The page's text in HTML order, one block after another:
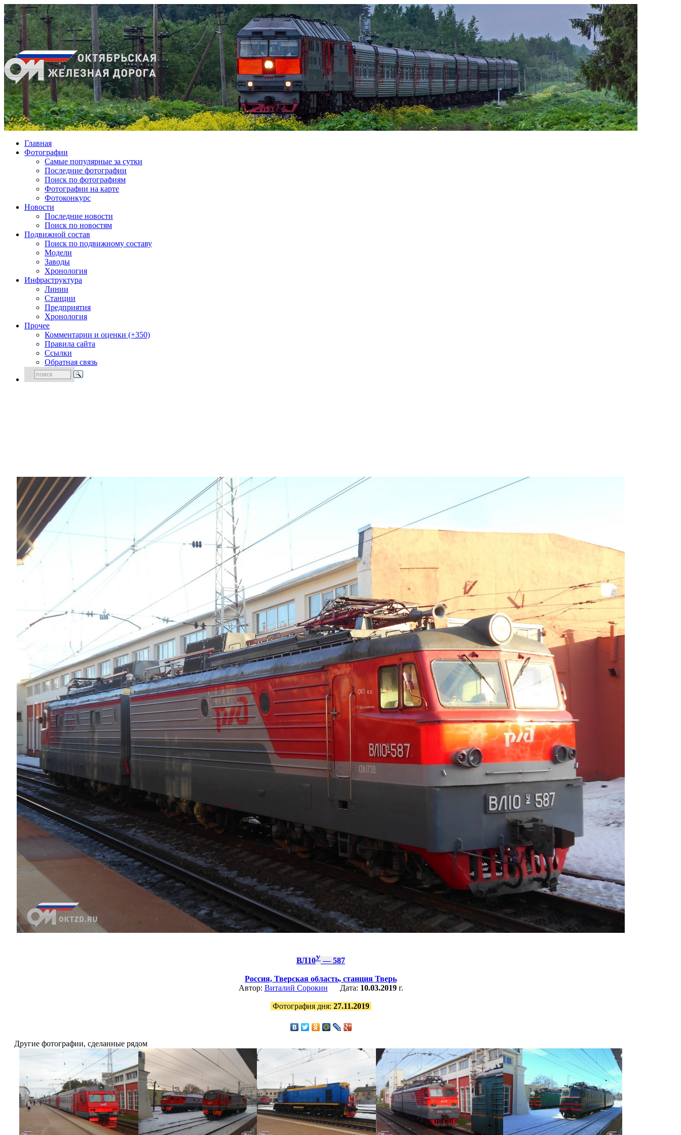
Главная
Фотографии
Cамые популярные за сутки
Последние фотографии
Поиск по фотографиям
Фотографии на карте
Фотоконкурс
Новости
Последние новости
Поиск по новостям
Подвижной состав
Поиск по подвижному составу
Модели
Заводы
Хронология
Инфраструктура
Линии
Станции
Предприятия
Хронология
Прочее
Комментарии и оценки (+350)
Правила сайта
Ссылки
Обратная связь
ВЛ10У — 587
Россия, Тверская область, станция Тверь
Автор: Виталий Сорокин Дата: 10.03.2019г.
Фотография дня: 27.11.2019
Другие фотографии, сделанные рядом